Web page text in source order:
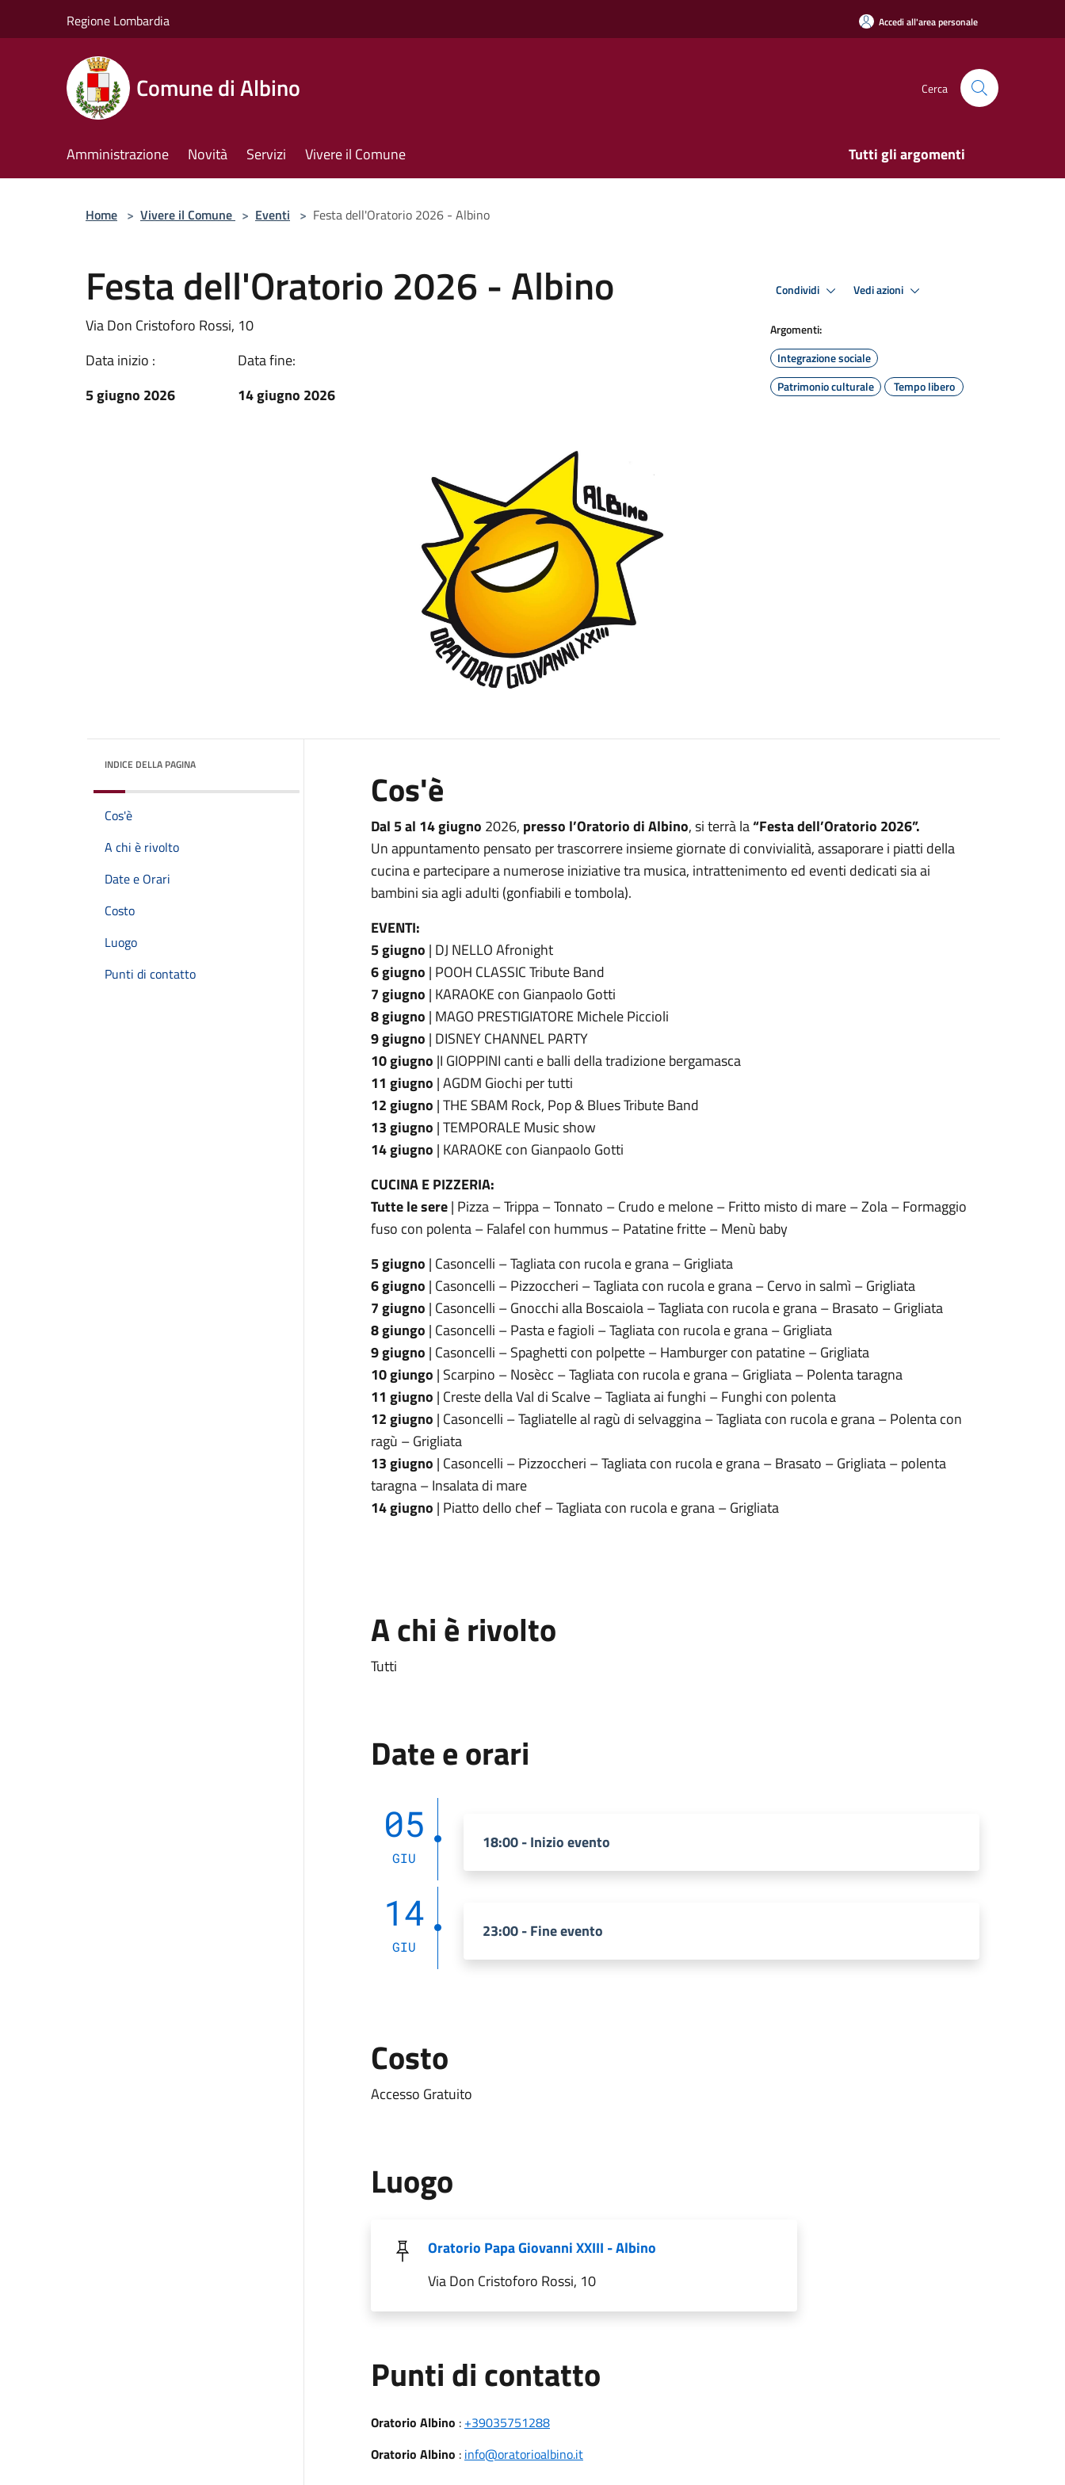
Regione Lombardia Accedi all'area personale
Comune di Albino Cerca
Amministrazione Novità Servizi Vivere il Comune Tutti gli argomenti
Home > Vivere il Comune > Eventi > Festa dell'Oratorio 2026 - Albino
Festa dell'Oratorio 2026 - Albino
Via Don Cristoforo Rossi, 10
Data inizio :
5 giugno 2026
Data fine:
14 giugno 2026
Condividi Vedi azioni
Argomenti:
Integrazione sociale
Patrimonio culturale
Tempo libero
INDICE DELLA PAGINA
Cos'è
A chi è rivolto
Date e Orari
Costo
Luogo
Punti di contatto
Cos'è
Dal 5 al 14 giugno 2026, presso l’Oratorio di Albino, si terrà la“Festa dell’Oratorio 2026”.
Un appuntamento pensato per trascorrere insieme giornate di convivialità, assaporare i piatti della
cucina e partecipare a numerose iniziative tra musica, intrattenimento ed eventi dedicati sia ai
bambini sia agli adulti (gonfiabili e tombola).
EVENTI:
5 giugno | DJ NELLO Afronight
6 giugno | POOH CLASSIC Tribute Band
7 giugno | KARAOKE con Gianpaolo Gotti
8 giugno | MAGO PRESTIGIATORE Michele Piccioli
9 giugno | DISNEY CHANNEL PARTY
10 giugno |I GIOPPINI canti e balli della tradizione bergamasca
11 giugno | AGDM Giochi per tutti
12 giugno | THE SBAM Rock, Pop & Blues Tribute Band
13 giugno | TEMPORALE Music show
14 giugno | KARAOKE con Gianpaolo Gotti
CUCINA E PIZZERIA:
Tutte le sere| Pizza – Trippa – Tonnato – Crudo e melone – Fritto misto di mare – Zola – Formaggio
fuso con polenta – Falafel con hummus – Patatine fritte – Menù baby
5 giugno | Casoncelli – Tagliata con rucola e grana – Grigliata
6 giugno | Casoncelli – Pizzoccheri – Tagliata con rucola e grana – Cervo in salmì – Grigliata
7 giugno | Casoncelli – Gnocchi alla Boscaiola – Tagliata con rucola e grana – Brasato – Grigliata
8 giungo | Casoncelli – Pasta e fagioli – Tagliata con rucola e grana – Grigliata
9 giugno | Casoncelli – Spaghetti con polpette – Hamburger con patatine – Grigliata
10 giungo | Scarpino – Nosècc – Tagliata con rucola e grana – Grigliata – Polenta taragna
11 giugno | Creste della Val di Scalve – Tagliata ai funghi – Funghi con polenta
12 giugno | Casoncelli – Tagliatelle al ragù di selvaggina – Tagliata con rucola e grana – Polenta con
ragù – Grigliata
13 giugno | Casoncelli – Pizzoccheri – Tagliata con rucola e grana – Brasato – Grigliata – polenta
taragna – Insalata di mare
14 giugno | Piatto dello chef – Tagliata con rucola e grana – Grigliata
A chi è rivolto
Tutti
Date e orari
05
GIU
18:00 - Inizio evento
14
GIU
23:00 - Fine evento
Costo
Accesso Gratuito
Luogo
Oratorio Papa Giovanni XXIII - Albino
Via Don Cristoforo Rossi, 10
Punti di contatto
Oratorio Albino : +39035751288
Oratorio Albino : info@oratorioalbino.it